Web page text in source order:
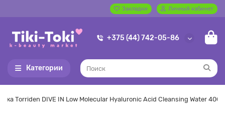
Закладки Личный кабинет
+375 (44) 742-05-86
Категории
Torriden DIVE IN Low Molecular Hyaluronic Acid Cleansing Water